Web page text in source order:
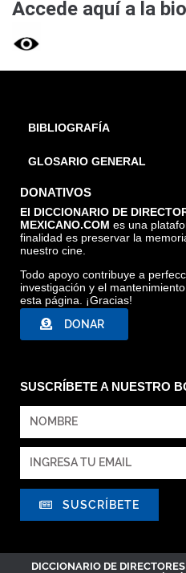
Accede aquí a la
BIBLIOGRAFÍA
GLOSARIO GENERAL
DONATIVOS
El DICCIONARIO DE
MEXICANO.COM es una
finalidad es preservar la
nuestro cine.
Todo apoyo contribuye a
investigación y el
esta página. ¡Gracias!
DONAR
SUSCRÍBETE A NUESTRO
SUSCRÍBETE
DICCIONARIO DE